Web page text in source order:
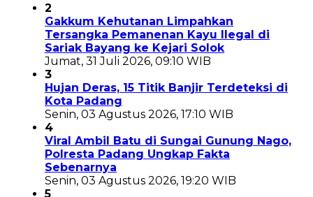
2
Gakkum Kehutanan Limpahkan
Tersangka Pemanenan Kayu Ilegal di
Sariak Bayang ke Kejari Solok
Jumat, 31 Juli 2026, 09:10 WIB
3
Hujan Deras, 15 Titik Banjir Terdeteksi di
Kota Padang
Senin, 03 Agustus 2026, 17:10 WIB
4
Viral Ambil Batu di Sungai Gunung Nago,
Polresta Padang Ungkap Fakta
Sebenarnya
Senin, 03 Agustus 2026, 19:20 WIB
5